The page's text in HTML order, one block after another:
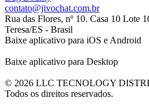
contato@jivochat.com.br
Rua das Flores, nº 10. Casa 10 Lote
Teresa/ES - Brasil
Baixe aplicativo para iOS e Android
Baixe aplicativo para Desktop
© 2026 LLC TECNOLOGY
Todos os direitos reservados.